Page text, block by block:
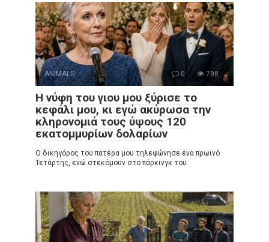
ANIMALS 0 798
Η νύφη του γιου μου ξύρισε το
κεφάλι μου, κι εγώ ακύρωσα την
κληρονομιά τους ύψους 120
εκατομμυρίων δολαρίων
Ο δικηγόρος του πατέρα μου τηλεφώνησε ένα πρωινό
Τετάρτης, ενώ στεκόμουν στο πάρκινγκ του